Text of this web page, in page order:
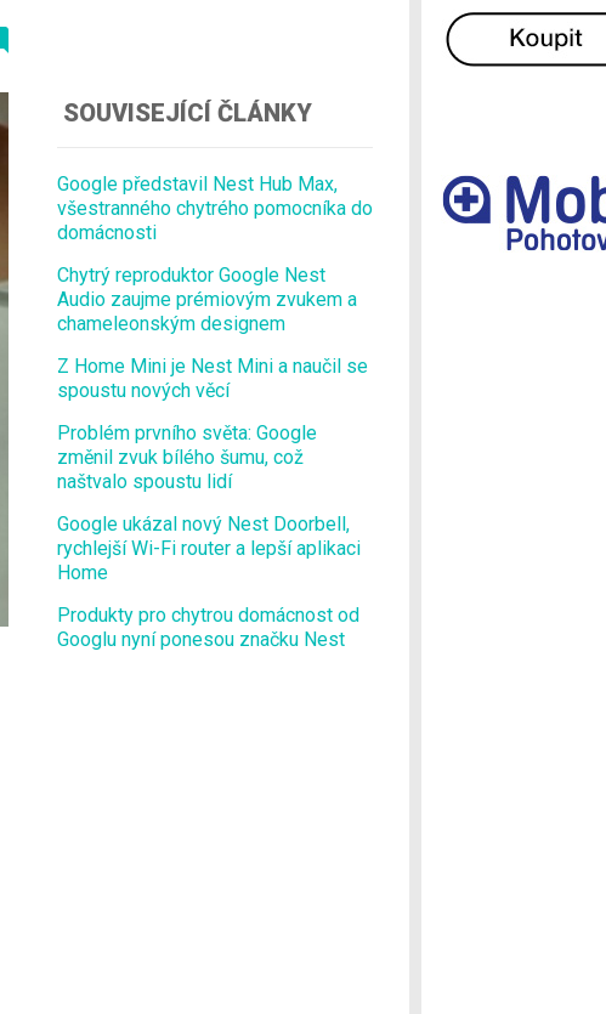
SOUVISEJÍCÍ ČLÁNKY
Google představil Nest Hub Max,
všestranného chytrého pomocníka do
domácnosti
Chytrý reproduktor Google Nest
Audio zaujme prémiovým zvukem a
chameleonským designem
Z Home Mini je Nest Mini a naučil se
spoustu nových věcí
Problém prvního světa: Google
změnil zvuk bílého šumu, což
naštvalo spoustu lidí
Google ukázal nový Nest Doorbell,
rychlejší Wi-Fi router a lepší aplikaci
Home
Produkty pro chytrou domácnost od
Googlu nyní ponesou značku Nest